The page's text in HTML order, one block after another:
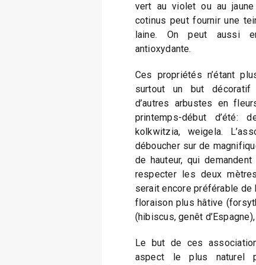
vert au violet ou au
cotinus peut fournir une
laine. On peut aussi
antioxydante.
Ces propriétés n’étant
surtout un but décoratif
d’autres arbustes en
printemps-début d’été:
kolkwitzia, weigela.
déboucher sur de
de hauteur, qui
respecter les deux
serait encore préférable de
floraison plus hâtive
(hibiscus, genêt
Le but de ces
aspect le plus naturel